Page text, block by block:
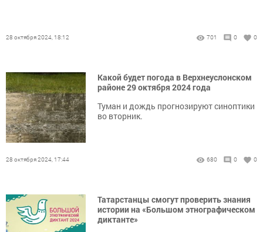
28 октября 2024, 18:12 701 0 0
Какой будет погода в Верхнеуслонском
районе 29 октября 2024 года
Туман и дождь прогнозируют синоптики
во вторник.
28 октября 2024, 17:44 680 0 0
Татарстанцы смогут проверить знания
истории на «Большом этнографическом
диктанте»